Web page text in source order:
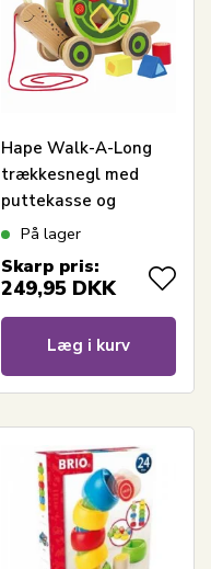
Hape Walk-A-Long
trækkesnegl med
puttekasse og
formklodser - fra 12
På lager
Skarp pris:
249,95 DKK
Læg i kurv